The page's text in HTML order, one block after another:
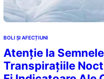
BOLI ȘI AFECȚIUNI
Atenție la
Transpirațiile